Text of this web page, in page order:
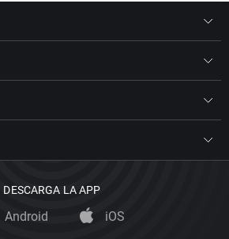
DESCARGA LA APP
Android iOS